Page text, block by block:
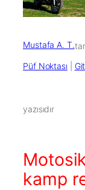
Mustafa A. T.
Püf Noktası
yazısıdır
kamp